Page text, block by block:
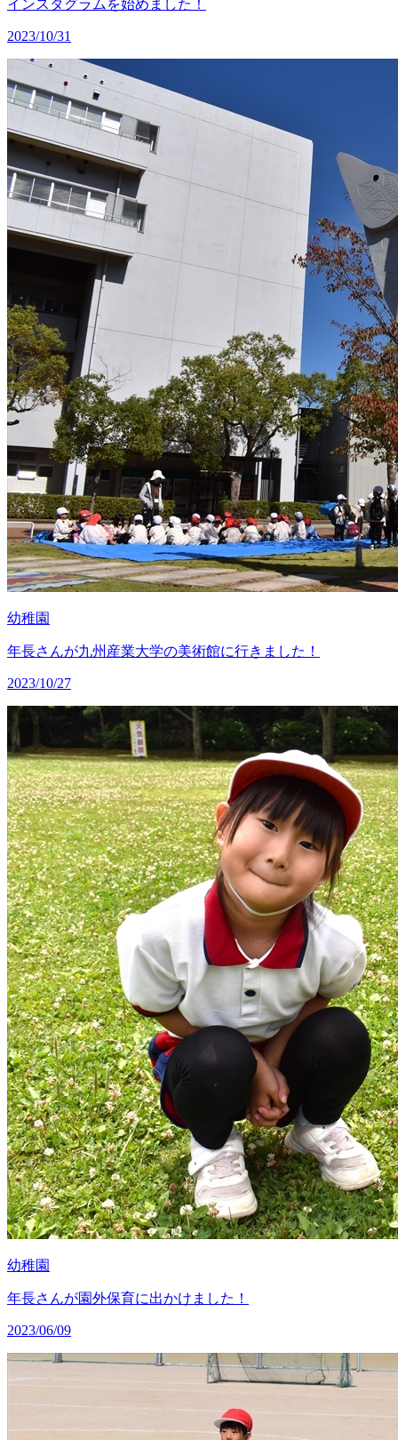
インスタグラムを始めました！
2023/10/31
幼稚園
年長さんが九州産業大学の美術館に行きました！
2023/10/27
幼稚園
年長さんが園外保育に出かけました！
2023/06/09